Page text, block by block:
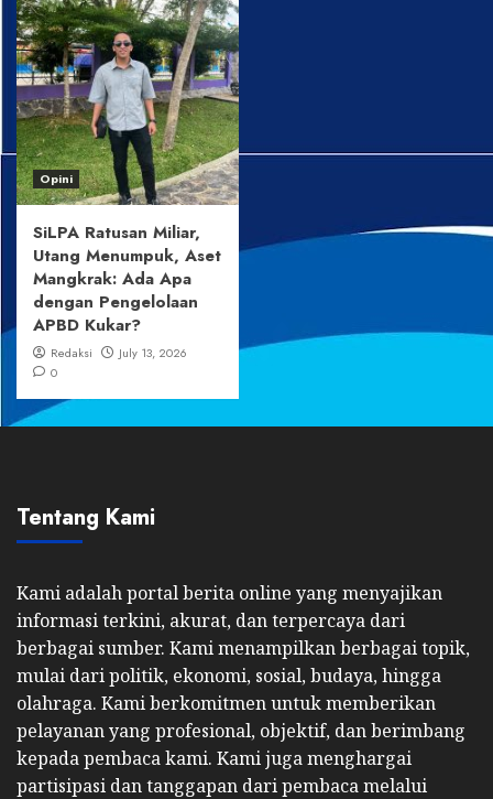
Opini
SiLPA Ratusan Miliar,
Utang Menumpuk, Aset
Mangkrak: Ada Apa
dengan Pengelolaan
APBD Kukar?
Redaksi
July 13, 2026
0
Tentang Kami
Kami adalah portal berita online yang menyajikan
informasi terkini, akurat, dan terpercaya dari
berbagai sumber. Kami menampilkan berbagai topik,
mulai dari politik, ekonomi, sosial, budaya, hingga
olahraga. Kami berkomitmen untuk memberikan
pelayanan yang profesional, objektif, dan berimbang
kepada pembaca kami. Kami juga menghargai
partisipasi dan tanggapan dari pembaca melalui